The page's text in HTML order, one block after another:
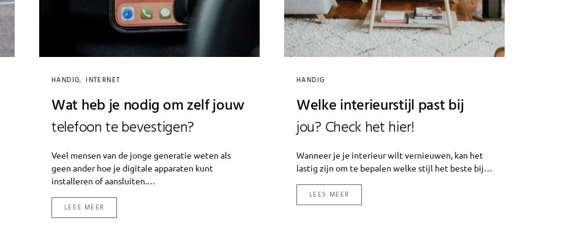
HANDIG INTERNET
Wat heb je nodig om zelf jouw
telefoon te bevestigen?
Veel mensen van de jonge generatie weten als
geen ander hoe je digitale apparaten kunt
installeren of aansluiten.…
LEES MEER
HANDIG
Welke interieurstijl past bij
jou? Check het hier!
Wanneer je je interieur wilt vernieuwen, kan het
lastig zijn om te bepalen welke stijl het beste bij…
LEES MEER